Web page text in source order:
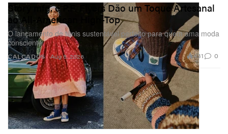
CALÇADOS
Story mfg. e P.F. Flyers Dão um Toque Artesanal
ao All-American High-Top
O lançamento de tênis sustentável perfeito para quem ama moda
consciente.
Aug 5, 2026 431 0